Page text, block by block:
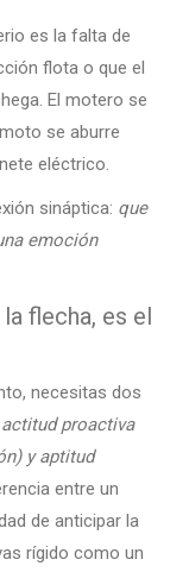
es la falta de
flota o que el
El motero se
se aburre
eléctrico.
sináptica: que
emoción
flecha, es el
necesitas dos
actitud proactiva
y aptitud
entre un
de anticipar la
rígido como un